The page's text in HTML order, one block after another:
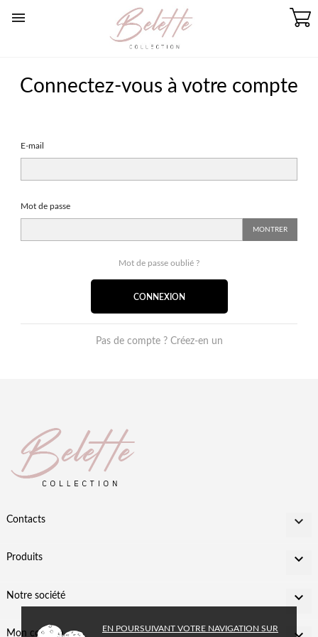

Connectez-vous à votre compte
E-mail
Mot de passe
MONTRER
Mot de passe oublié ?
CONNEXION
Pas de compte ? Créez-en un
EN POURSUIVANT VOTRE NAVIGATION SUR
Contacts 
Produits 
Notre société 
Mon compte